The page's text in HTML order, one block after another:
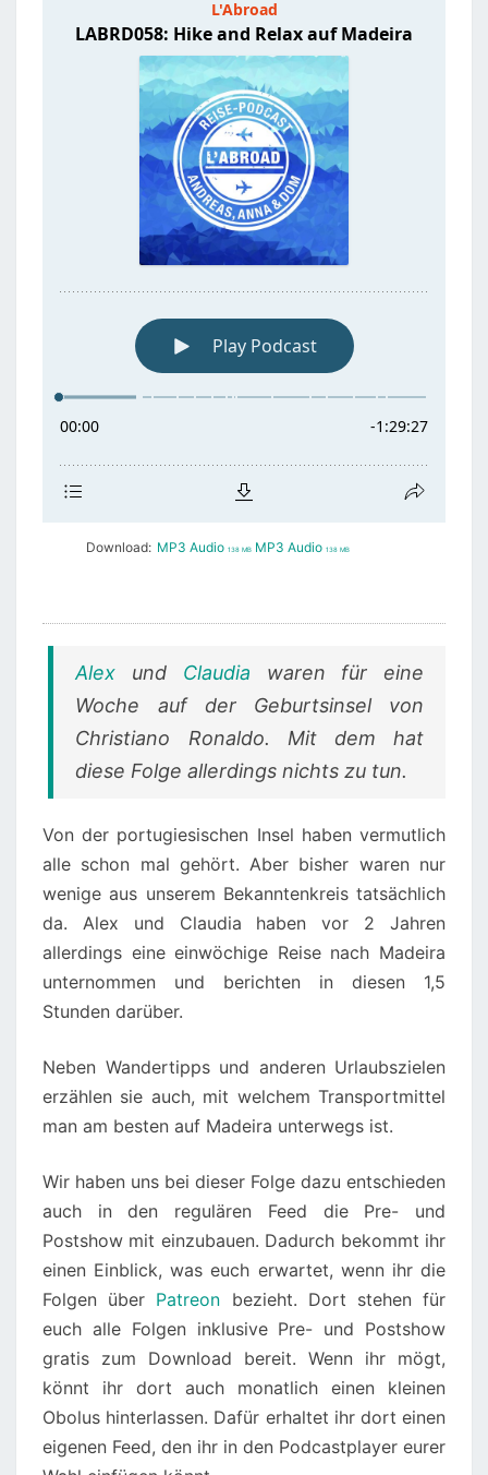
MADEIRA
Download: MP3 Audio 138 MB MP3 Audio 138 MB
Alex und Claudia waren für eine
Woche auf der Geburtsinsel von
Christiano Ronaldo. Mit dem hat
diese Folge allerdings nichts zu tun.
Von der portugiesischen Insel haben vermutlich
alle schon mal gehört. Aber bisher waren nur
wenige aus unserem Bekanntenkreis tatsächlich
da. Alex und Claudia haben vor 2 Jahren
allerdings eine einwöchige Reise nach Madeira
unternommen und berichten in diesen 1,5
Stunden darüber.
Neben Wandertipps und anderen Urlaubszielen
erzählen sie auch, mit welchem Transportmittel
man am besten auf Madeira unterwegs ist.
Wir haben uns bei dieser Folge dazu entschieden
auch in den regulären Feed die Pre- und
Postshow mit einzubauen. Dadurch bekommt ihr
einen Einblick, was euch erwartet, wenn ihr die
Folgen über Patreon bezieht. Dort stehen für
euch alle Folgen inklusive Pre- und Postshow
gratis zum Download bereit. Wenn ihr mögt,
könnt ihr dort auch monatlich einen kleinen
Obolus hinterlassen. Dafür erhaltet ihr dort einen
eigenen Feed, den ihr in den Podcastplayer eurer